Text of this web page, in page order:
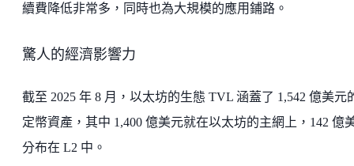
續費降低非常多，同時也為大規模的應用鋪路。
驚人的經濟影響力
截至 2025 年 8 月，以太坊的生態 TVL 涵蓋了 1,542 億美元
定幣資產，其中 1,400 億美元就在以太坊的主網上，142 億
分布在 L2 中。